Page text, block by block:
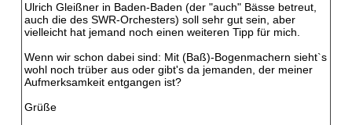
Ulrich Gleißner in Baden-Baden (der "auch" Bässe betreut,
auch die des SWR-Orchesters) soll sehr gut sein, aber
vielleicht hat jemand noch einen weiteren Tipp für mich.
Wenn wir schon dabei sind: Mit (Baß)-Bogenmachern sieht`s
wohl noch trüber aus oder gibt's da jemanden, der meiner
Aufmerksamkeit entgangen ist?
Grüße